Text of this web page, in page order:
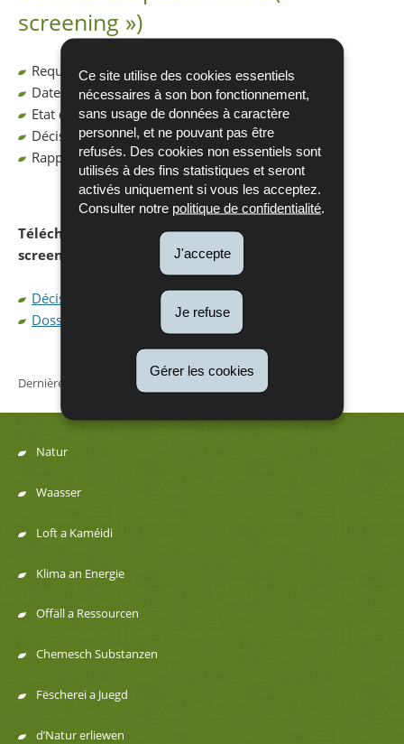
Ce site utilise des cookies essentiels
nécessaires à son bon fonctionnement,
sans usage de données à caractère
personnel, et ne pouvant pas être
refusés. Des cookies non essentiels sont
utilisés à des fins statistiques et seront
activés uniquement si vous les acceptez.
Consulter notre politique de confidentialité
J'accepte
Je refuse
Gérer les cookies
screening »)
Requise : oui
Date de la demande : 21.05.2024
Etat d’avancement : phase finalisée
Décision : 02.09.2024
Rapport d’évaluation requis : non
Télécharger les documents relatifs à la phase «
screening »:
Décision screening du 2 septembre 2024
Dossier screening
Dernière mise à jour 26/09/2024
Menu
de
navigation
Natur
Waasser
Loft a Kaméidi
Klima an Energie
Offäll a Ressourcen
Chemesch Substanzen
Fëscherei a Juegd
d’Natur erliewen